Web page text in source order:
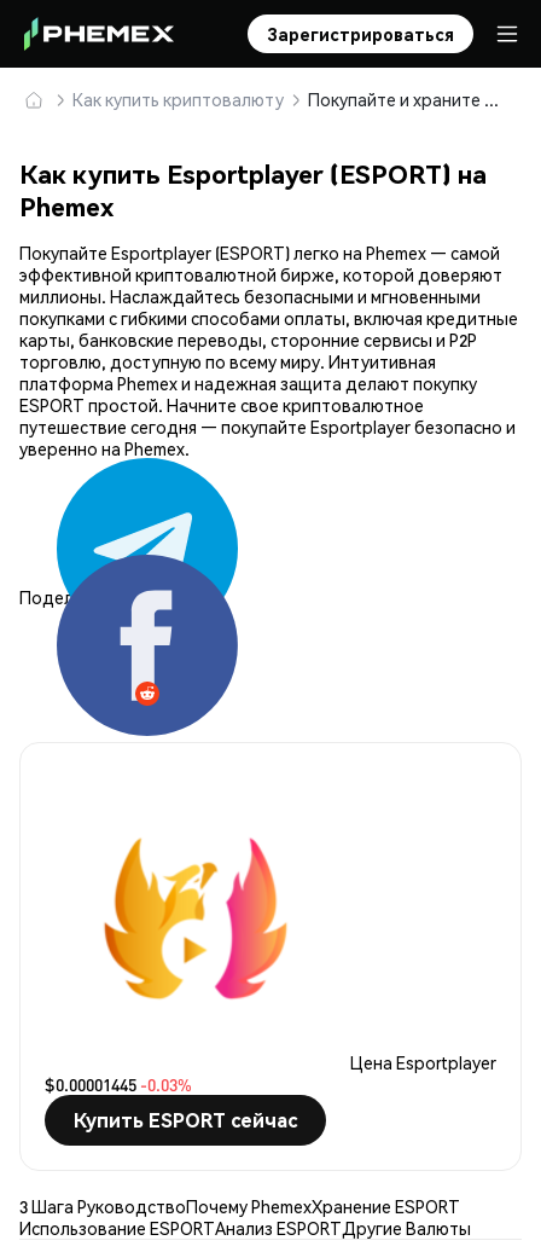
Зарегистрироваться
Как купить криптовалюту Покупайте и храните Esportplayer (ESPORT) безопасно
Как купить Esportplayer (ESPORT) на
Phemex
Покупайте Esportplayer (ESPORT) легко на Phemex — самой
эффективной криптовалютной бирже, которой доверяют
миллионы. Наслаждайтесь безопасными и мгновенными
покупками с гибкими способами оплаты, включая кредитные
карты, банковские переводы, сторонние сервисы и P2P
торговлю, доступную по всему миру. Интуитивная
платформа Phemex и надежная защита делают покупку
ESPORT простой. Начните свое криптовалютное
путешествие сегодня — покупайте Esportplayer безопасно и
уверенно на Phemex.
Поделиться:
Цена Esportplayer
$0.00001445 -0.03%
Купить ESPORT сейчас
3 Шага РуководствоПочему PhemexХранение ESPORT
Использование ESPORTАнализ ESPORTДругие Валюты